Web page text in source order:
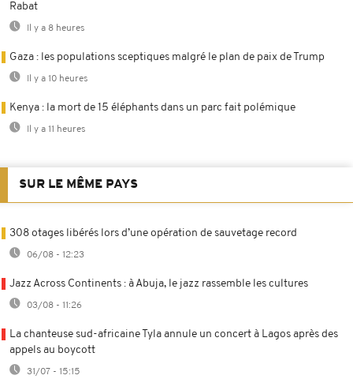
Rabat
Il y a 8 heures
Gaza : les populations sceptiques malgré le plan de paix de Trump
Il y a 10 heures
Kenya : la mort de 15 éléphants dans un parc fait polémique
Il y a 11 heures
SUR LE MÊME PAYS
308 otages libérés lors d’une opération de sauvetage record
06/08 - 12:23
Jazz Across Continents : à Abuja, le jazz rassemble les cultures
03/08 - 11:26
La chanteuse sud-africaine Tyla annule un concert à Lagos après des
appels au boycott
31/07 - 15:15